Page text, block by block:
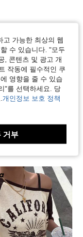
고 가능한 최상의 웹
수 있습니다. "모두
, 콘텐츠 및 광고 개
작동에 필수적인 쿠
영향을 줄 수 있습
"를 선택하세요. 당
개인정보 보호 정책
거부